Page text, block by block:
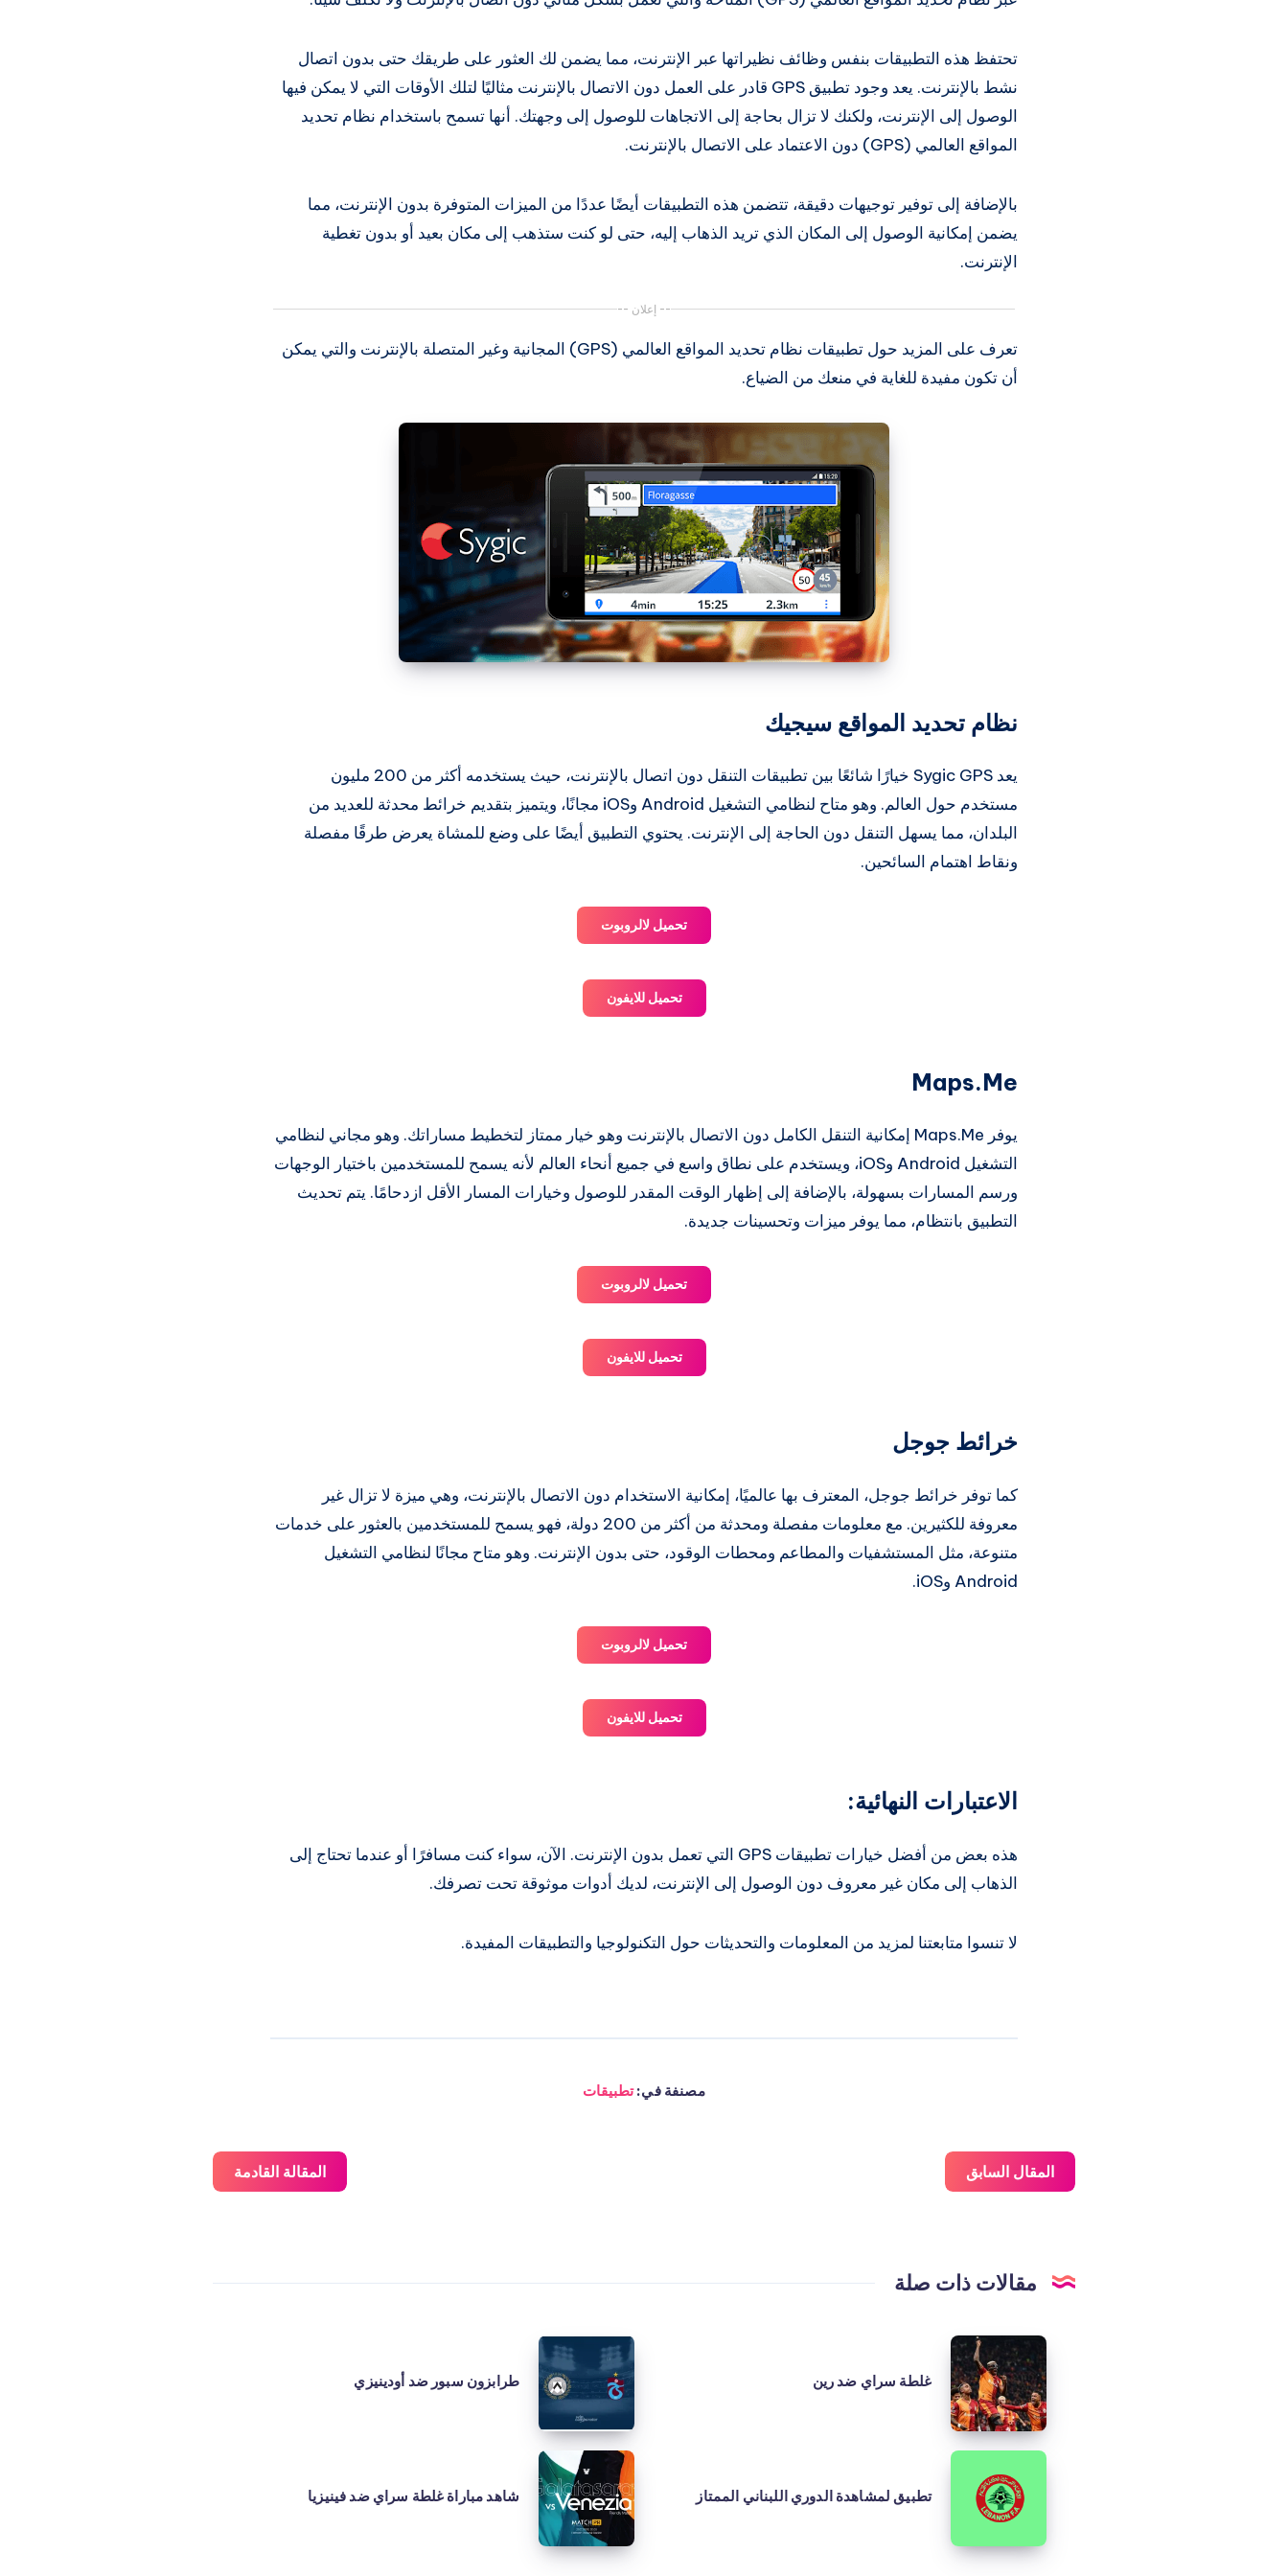
تحتفظ هذه التطبيقات بنفس وظائف نظيراتها عبر الإنترنت، مما يضمن لك العثور على طريقك حتى بدون اتصال
نشط بالإنترنت. يعد وجود تطبيق GPS قادر على العمل دون الاتصال بالإنترنت مثاليًا لتلك الأوقات التي لا يمكن فيها
الوصول إلى الإنترنت، ولكنك لا تزال بحاجة إلى الاتجاهات للوصول إلى وجهتك. أنها تسمح باستخدام نظام تحديد
المواقع العالمي (GPS) دون الاعتماد على الاتصال بالإنترنت.
بالإضافة إلى توفير توجيهات دقيقة، تتضمن هذه التطبيقات أيضًا عددًا من الميزات المتوفرة بدون الإنترنت، مما
يضمن إمكانية الوصول إلى المكان الذي تريد الذهاب إليه، حتى لو كنت ستذهب إلى مكان بعيد أو بدون تغطية
الإنترنت.
-- إعلان --
تعرف على المزيد حول تطبيقات نظام تحديد المواقع العالمي (GPS) المجانية وغير المتصلة بالإنترنت والتي يمكن
أن تكون مفيدة للغاية في منعك من الضياع.
نظام تحديد المواقع سيجيك
يعد Sygic GPS خيارًا شائعًا بين تطبيقات التنقل دون اتصال بالإنترنت، حيث يستخدمه أكثر من 200 مليون
مستخدم حول العالم. وهو متاح لنظامي التشغيل Android وiOS مجانًا، ويتميز بتقديم خرائط محدثة للعديد من
البلدان، مما يسهل التنقل دون الحاجة إلى الإنترنت. يحتوي التطبيق أيضًا على وضع للمشاة يعرض طرقًا مفصلة
ونقاط اهتمام السائحين.
تحميل لالروبوت
تحميل للايفون
Maps.Me
يوفر Maps.Me إمكانية التنقل الكامل دون الاتصال بالإنترنت وهو خيار ممتاز لتخطيط مساراتك. وهو مجاني لنظامي
التشغيل Android وiOS، ويستخدم على نطاق واسع في جميع أنحاء العالم لأنه يسمح للمستخدمين باختيار الوجهات
ورسم المسارات بسهولة، بالإضافة إلى إظهار الوقت المقدر للوصول وخيارات المسار الأقل ازدحامًا. يتم تحديث
التطبيق بانتظام، مما يوفر ميزات وتحسينات جديدة.
تحميل لالروبوت
تحميل للايفون
خرائط جوجل
كما توفر خرائط جوجل، المعترف بها عالميًا، إمكانية الاستخدام دون الاتصال بالإنترنت، وهي ميزة لا تزال غير
معروفة للكثيرين. مع معلومات مفصلة ومحدثة من أكثر من 200 دولة، فهو يسمح للمستخدمين بالعثور على خدمات
متنوعة، مثل المستشفيات والمطاعم ومحطات الوقود، حتى بدون الإنترنت. وهو متاح مجانًا لنظامي التشغيل
Android وiOS.
تحميل لالروبوت
تحميل للايفون
الاعتبارات النهائية:
هذه بعض من أفضل خيارات تطبيقات GPS التي تعمل بدون الإنترنت. الآن، سواء كنت مسافرًا أو عندما تحتاج إلى
الذهاب إلى مكان غير معروف دون الوصول إلى الإنترنت، لديك أدوات موثوقة تحت تصرفك.
لا تنسوا متابعتنا لمزيد من المعلومات والتحديثات حول التكنولوجيا والتطبيقات المفيدة.
مصنفة في:تطبيقات
المقال السابق المقالة القادمة
مقالات ذات صلة
غلطة
سراي
ضد
رين
غلطة سراي ضد رين
طرابزون
سبور
ضد
أودينيزي
طرابزون سبور ضد أودينيزي
تطبيق
لمشاهدة
الدوري
اللبناني
تطبيق لمشاهدة الدوري اللبناني الممتاز
شاهد
مباراة
غلطة
سراي
شاهد مباراة غلطة سراي ضد فينيزيا